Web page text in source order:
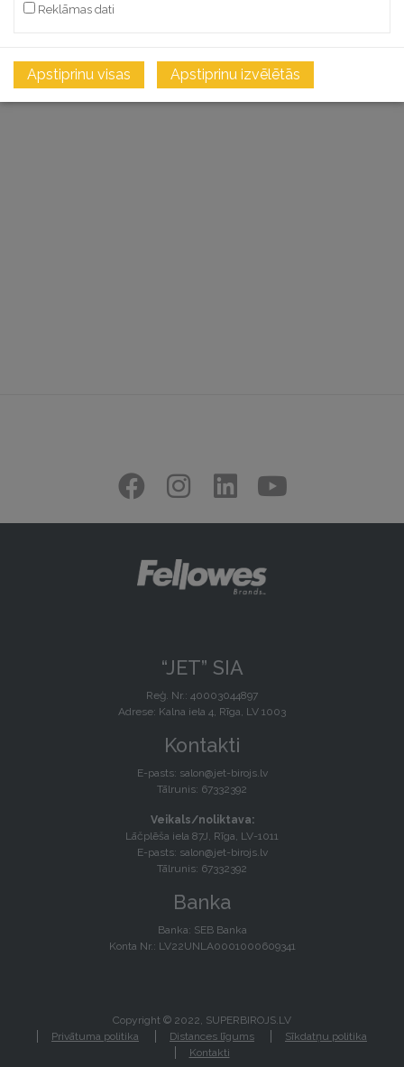
“JET” SIA
Reģ. Nr.: 40003044897
Adrese: Kalna iela 4, Rīga, LV 1003
Kontakti
E-pasts: salon@jet-birojs.lv
Tālrunis: 67332392
Veikals/noliktava:
Lāčplēša iela 87J, Rīga, LV-1011
E-pasts: salon@jet-birojs.lv
Tālrunis: 67332392
Banka
Banka: SEB Banka
Konta Nr.: LV22UNLA0001000609341
Copyright © 2022, SUPERBIROJS.LV
Privātuma politika
Distances līgums
Sīkdatņu politika
Kontakti
Reklāmas dati
Apstiprinu visas Apstiprinu izvēlētās